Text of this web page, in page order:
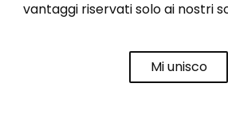
vantaggi riservati solo ai nostri
Mi unisco